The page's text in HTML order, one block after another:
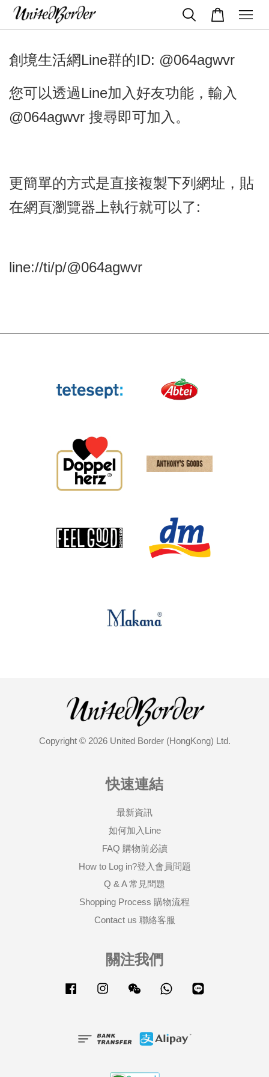
創境生活網Line群的ID: @064agwvr
您可以透過Line加入好友功能，輸入
@064agwvr 搜尋即可加入。
更簡單的方式是直接複製下列網址，貼
在網頁瀏覽器上執行就可以了:
line://ti/p/@064agwvr
Copyright © 2026 United Border (HongKong) Ltd.
快速連結
最新資訊
如何加入Line
FAQ 購物前必讀
How to Log in?登入會員問題
Q & A 常見問題
Shopping Process 購物流程
Contact us 聯絡客服
關注我們
Facebook Instagram Wechat Whatsapp